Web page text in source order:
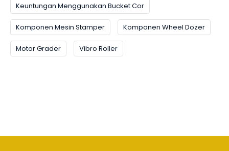
Keuntungan Menggunakan Bucket Cor
Komponen Mesin Stamper Komponen Wheel Dozer
Motor Grader Vibro Roller